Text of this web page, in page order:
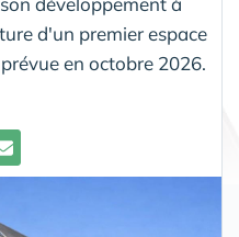
d'un premier espace
en octobre 2026.